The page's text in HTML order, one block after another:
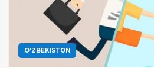
O'ZBEKISTON